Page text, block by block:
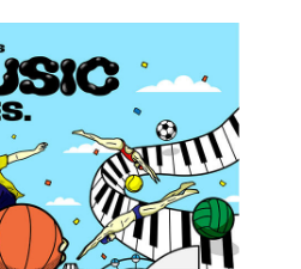
CONTACT
個人のお客様
法人のお客様